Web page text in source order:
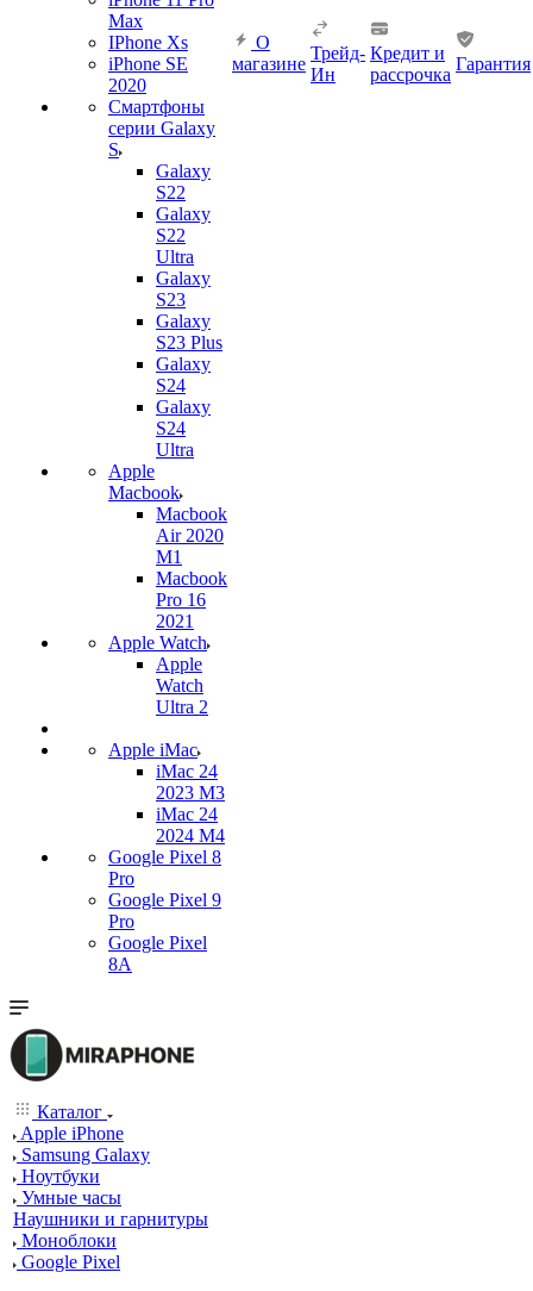
Max
IPhone Xs
iPhone SE
2020
Смартфоны
серии Galaxy
S
Galaxy
S22
Galaxy
S22
Ultra
Galaxy
S23
Galaxy
S23 Plus
Galaxy
S24
Galaxy
S24
Ultra
Apple
Macbook
Macbook
Air 2020
M1
Macbook
Pro 16
2021
Apple Watch
Apple
Watch
Ultra 2
Apple iMac
iMac 24
2023 M3
iMac 24
2024 M4
Google Pixel 8
Pro
Google Pixel 9
Pro
Google Pixel
8A
О
магазине
Трейд-
Ин
Кредит и
рассрочка
Гарантия
Каталог
Apple iPhone
Samsung Galaxy
Ноутбуки
Умные часы
Наушники и гарнитуры
Моноблоки
Google Pixel